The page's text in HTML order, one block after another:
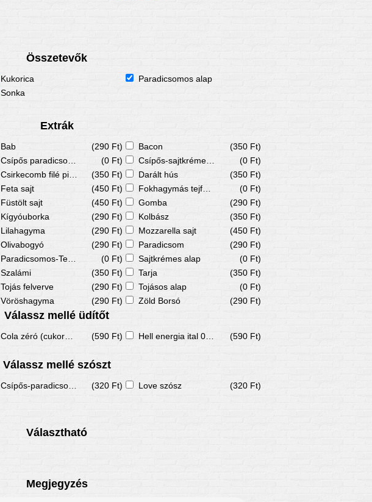
Összetevők
Kukorica
Paradicsomos alap
Sonka
Extrák
Bab (290 Ft) Bacon
(350 Ft)
Csípős paradicsomos alap (0 Ft) Csípős-sajtkrémes alap
(0 Ft)
Csirkecomb filé pizzára (350 Ft) Darált hús
(350 Ft)
Feta sajt (450 Ft) Fokhagymás tejfölös alap
(0 Ft)
Füstölt sajt (450 Ft) Gomba
(290 Ft)
Kígyóuborka (290 Ft) Kolbász
(350 Ft)
Lilahagyma (290 Ft) Mozzarella sajt
(450 Ft)
Olivabogyó (290 Ft) Paradicsom
(290 Ft)
Paradicsomos-Tejfölös alap (0 Ft) Sajtkrémes alap
(0 Ft)
Szalámi (350 Ft) Tarja
(350 Ft)
Tojás felverve (290 Ft) Tojásos alap
(0 Ft)
Vöröshagyma (290 Ft) Zöld Borsó (290 Ft)
Válassz mellé üdítőt
Cola zéró (cukormentes) 0,33L (590 Ft) Hell energia ital 0,33L
(590 Ft)
Válassz mellé szószt
Csípős-paradicsomos szósz (320 Ft) Love szósz
(320 Ft)
Választható
Megjegyzés